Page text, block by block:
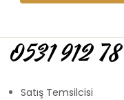
0531 912
Satış Temsilcisi